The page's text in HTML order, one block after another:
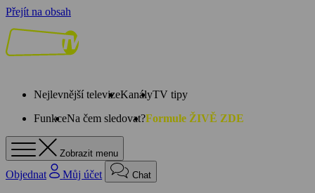
Přejít na obsah
Nejlevnější televizeKanályTV tipy
FunkceNa čem sledovat?Formule ŽIVĚ ZDE
Zobrazit menu
Objednat Můj účet Chat